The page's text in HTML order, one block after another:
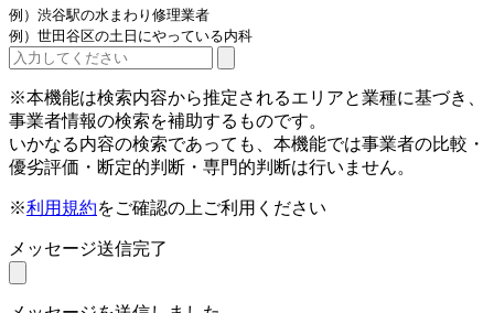
例）渋谷駅の水まわり修理業者
例）世田谷区の土日にやっている内科
※本機能は検索内容から推定されるエリアと業種に基づき、
事業者情報の検索を補助するものです。
いかなる内容の検索であっても、本機能では事業者の比較・
優劣評価・断定的判断・専門的判断は行いません。
※利用規約をご確認の上ご利用ください
メッセージ送信完了